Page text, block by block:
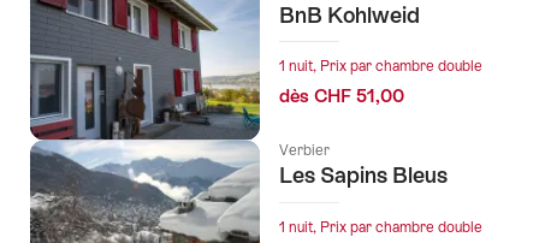
BnB Kohlweid
1 nuit, Prix par chambre double
dès CHF 51,00
Verbier
Les Sapins Bleus
1 nuit, Prix par chambre double